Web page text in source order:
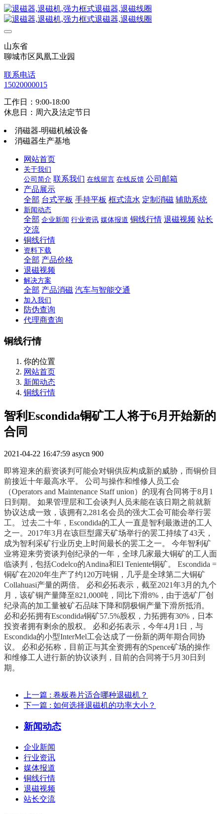
山东省
聊城市区凤凰工业园
联系电话
15020000015
工作日：9:00-18:00
休息日：周六及法定节日
消磁器-明磁机械设备
消磁器生产基地
网站首页
关于我们
公司简介 联系我们 在线留言 在线反馈 公司邮箱
产品展示
全部 台式平板 手持平板 框式流水 定制消磁 辅助系统
新闻动态
全部 企业新闻 行业资讯 媒体报道 铜线行情 退磁视频 站长
交流
铜线行情
资料下载
全部 产品价格
退磁视频
解决方案
全部 产品消磁 汽车与智能交通
加入我们
防伪查询
代理商查询
铜线行情
你的位置
网站首页
新闻动态
铜线行情
智利Escondida铜矿工人将于6月开始新的
合同
2021-04-22 16:47:59 asycn 900
即将迎来的薪资谈判可能会对铜供应构成新的威胁，而铜价目
前接近十年最高水平。 公司与操作和维修人员工会
（Operators and Maintenance Staff union）的现有合同将于8月1
日到期。 如果管理层和工会谈判人员未能在该日期之前就新
协议达成一致，该拥有2,281名会员的强大工会可能会举行罢
工。 过去二十年，Escondida的工人一直是智利最激进的工人
之一。2017年3月在该巨型露天矿场举行的罢工持续了43天，
成为智利采矿行业历史上时间最长的罢工之一。 今年智利矿
业将迎来劳资谈判创纪录的一年，全球几家最大铜矿的工人面
临谈判，包括Codelco的Andina和El Teniente铜矿。 Escondida =
铜矿在2020年生产了约120万吨铜，几乎是全球第二大铜矿
Collahuasi产量的两倍。 必和必拓表示，截至2021年3月的九个
月，该矿铜产量降至821,000吨，同比下滑8%，由于选矿厂创
纪录高的加工量被矿石品味下降和阴极铜产量下滑所抵消。
必和必拓拥有Escondida铜矿57.5%股权，力拓拥有30%，日本
投资者拥有剩余的股权。 必和必拓表示，今年4月1日，与
Escondida的小型InterMel工会达成了一份新的两年期合同协
议。 必和必拓称，目前正与其全资拥有的Spence矿场的操作
和维修工人进行新的协议谈判，目前的合同将于5月30日到
期。
上一篇 : 卷板卷片适合哪种退磁机？
下一篇 : 如何选择退磁机的功率大小？
新闻动态
企业新闻
行业资讯
媒体报道
铜线行情
退磁视频
站长交流